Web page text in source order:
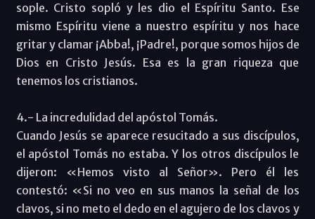
sople. Cristo sopló y les dio el Espíritu Santo. Ese
mismo Espíritu viene a nuestro espíritu y nos hace
gritar y clamar ¡Abba!, ¡Padre!, porque somos hijos de
Dios en Cristo Jesús. Esa es la gran riqueza que
tenemos los cristianos.
4.- La incredulidad del apóstol Tomás.
Cuando Jesús se aparece resucitado a sus discípulos,
el apóstol Tomás no estaba. Y los otros discípulos le
dijeron: «Hemos visto al Señor». Pero él les
contestó: «Si no veo en sus manos la señal de los
clavos, si no meto el dedo en el agujero de los clavos y